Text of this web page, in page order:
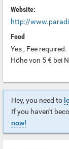
Website:
http://
Food
Yes , Fee
Höhe von 5 € bei
Hey, you need to
If you haven't
now!